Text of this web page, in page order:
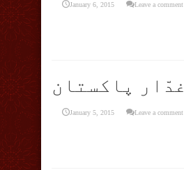
January 6, 2015 Leave a comment
غدّار پاکستان
January 5, 2015 Leave a comment